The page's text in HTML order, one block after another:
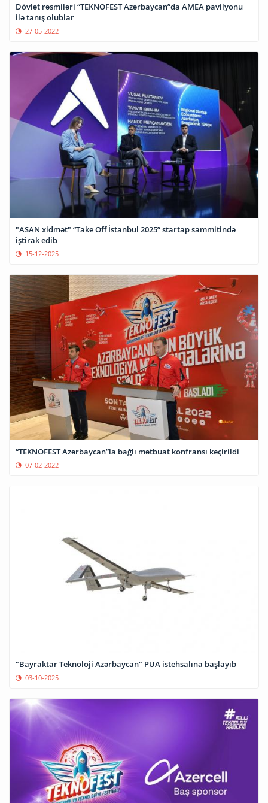
Dövlət rəsmiləri “TEKNOFEST Azərbaycan”da AMEA pavilyonu
ilə tanış olublar
27-05-2022
"ASAN xidmət" “Take Off İstanbul 2025” startap sammitində
iştirak edib
15-12-2025
“TEKNOFEST Azərbaycan”la bağlı mətbuat konfransı keçirildi
07-02-2022
"Bayraktar Teknoloji Azərbaycan" PUA istehsalına başlayıb
03-10-2025